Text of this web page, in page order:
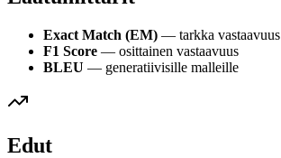
Exact Match (EM) — tarkka vastaavuus
F1 Score — osittainen vastaavuus
BLEU — generatiivisille malleille
Edut